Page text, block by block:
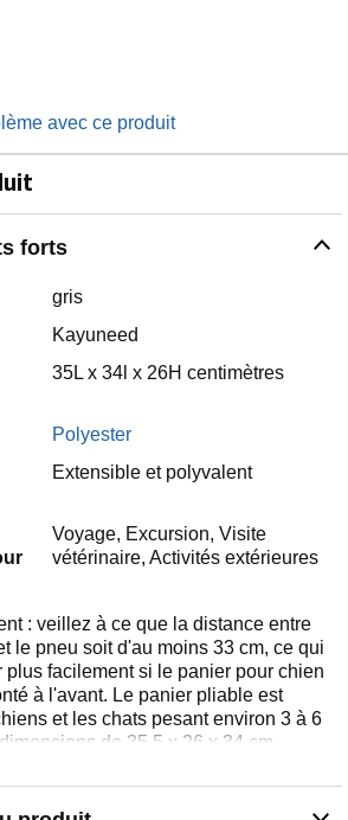
avec ce produit
forts
gris
Kayuneed
35L x 34l x 26H centimètres
Polyester
Extensible et polyvalent
Voyage, Excursion, Visite
vétérinaire, Activités extérieures
: veillez à ce que la distance entre
le pneu soit d'au moins 33 cm, ce qui
plus facilement si le panier pour chien
à l'avant. Le panier pliable est
et les chats pesant environ 3 à 6
de 35,5 x 26 x 34 cm.
supérieure : le panier de vélo pour